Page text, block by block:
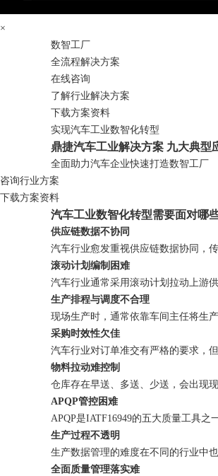
×
数智工厂
全流程解决方案
在线咨询
了解行业解决方案
下载方案资料
实现汽车工业数智化转型
鼎捷汽车工业解决方案 九大典型
全面助力汽车企业快速打造数智工厂
咨询行业方案
下载方案资料
汽车工业数智化转型需要面对哪
供应链数据不协同
汽车行业愈发重视供应链数据协同，
滚动计划编制困难
汽车行业通常采用滚动计划拉动上游
生产排程与调度不合理
现场生产时，通常依靠车间主任将生
采购时效性欠佳
汽车行业对订单准交有严格的要求，
物料拉动难控制
仓库存在早送、多送、少送，会出现
APQP管控困难
APQP是IATF16949的五大质量工具
生产过程不透明
生产数据管理的难度在不同的行业中
全面质量管理落实难